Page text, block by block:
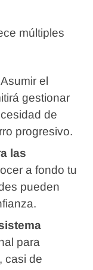
múltiples
Asumir el
gestionar
de
progresivo.
las
a fondo tu
pueden
para
casi de